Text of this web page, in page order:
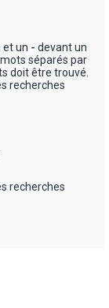
et un - devant un
séparés par
doit être trouvé.
recherches
recherches